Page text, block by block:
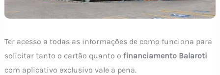
Ter acesso a todas as informações de como funciona para
solicitar tanto o cartão quanto o financiamento Balaroti
com aplicativo exclusivo vale a pena.